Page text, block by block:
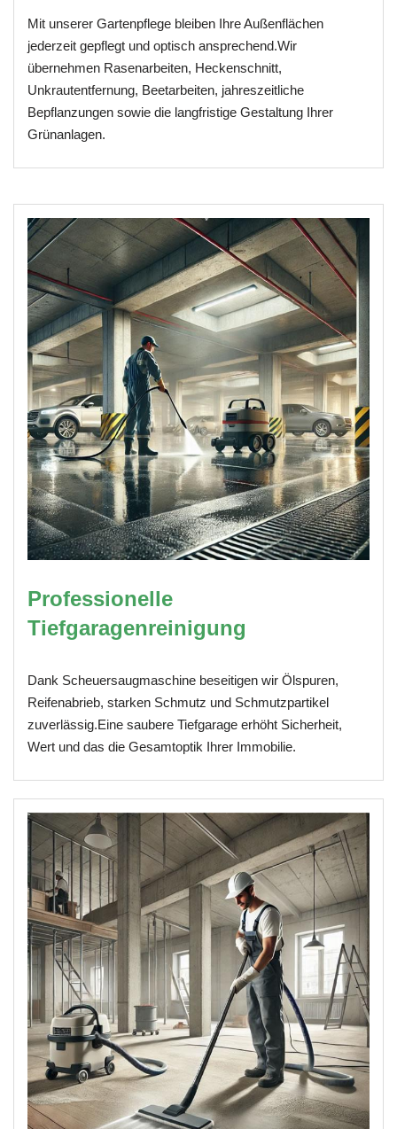
Mit unserer Gartenpflege bleiben Ihre Außenflächen
jederzeit gepflegt und optisch ansprechend.Wir
übernehmen Rasenarbeiten, Heckenschnitt,
Unkrautentfernung, Beetarbeiten, jahreszeitliche
Bepflanzungen sowie die langfristige Gestaltung Ihrer
Grünanlagen.
Professionelle
Tiefgaragenreinigung
Dank Scheuersaugmaschine beseitigen wir Ölspuren,
Reifenabrieb, starken Schmutz und Schmutzpartikel
zuverlässig.Eine saubere Tiefgarage erhöht Sicherheit,
Wert und das die Gesamtoptik Ihrer Immobilie.